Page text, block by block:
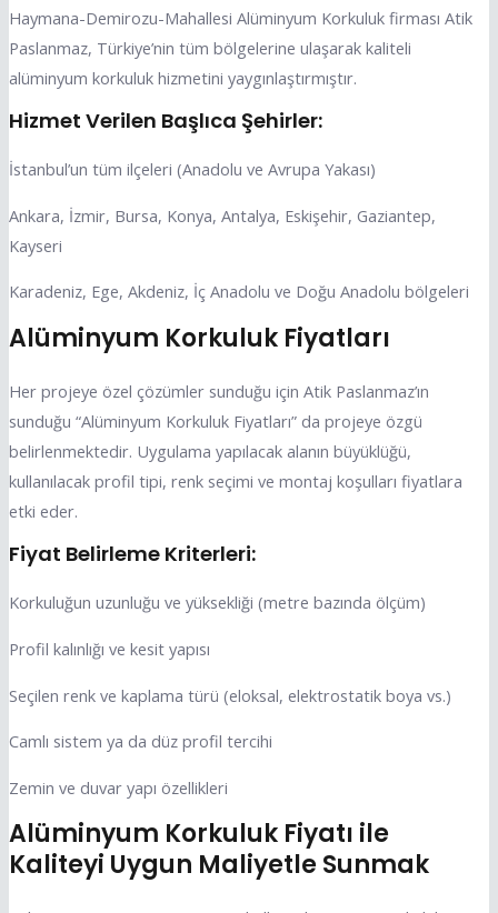
Haymana-Demirozu-Mahallesi Alüminyum Korkuluk firması Atik
Paslanmaz, Türkiye’nin tüm bölgelerine ulaşarak kaliteli
alüminyum korkuluk hizmetini yaygınlaştırmıştır.
Hizmet Verilen Başlıca Şehirler:
İstanbul’un tüm ilçeleri (Anadolu ve Avrupa Yakası)
Ankara, İzmir, Bursa, Konya, Antalya, Eskişehir, Gaziantep,
Kayseri
Karadeniz, Ege, Akdeniz, İç Anadolu ve Doğu Anadolu bölgeleri
Alüminyum Korkuluk Fiyatları
Her projeye özel çözümler sunduğu için Atik Paslanmaz’ın
sunduğu “Alüminyum Korkuluk Fiyatları” da projeye özgü
belirlenmektedir. Uygulama yapılacak alanın büyüklüğü,
kullanılacak profil tipi, renk seçimi ve montaj koşulları fiyatlara
etki eder.
Fiyat Belirleme Kriterleri:
Korkuluğun uzunluğu ve yüksekliği (metre bazında ölçüm)
Profil kalınlığı ve kesit yapısı
Seçilen renk ve kaplama türü (eloksal, elektrostatik boya vs.)
Camlı sistem ya da düz profil tercihi
Zemin ve duvar yapı özellikleri
Alüminyum Korkuluk Fiyatı ile
Kaliteyi Uygun Maliyetle Sunmak